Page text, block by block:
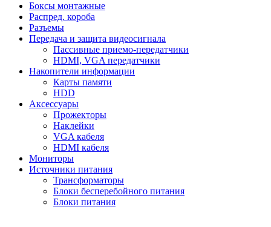
Боксы монтажные
Распред. короба
Разъемы
Передача и защита видеосигнала
Пассивные приемо-передатчики
HDMI, VGA передатчики
Накопители информации
Карты памяти
HDD
Аксессуары
Прожекторы
Наклейки
VGA кабеля
HDMI кабеля
Мониторы
Источники питания
Трансформаторы
Блоки бесперебойного питания
Блоки питания